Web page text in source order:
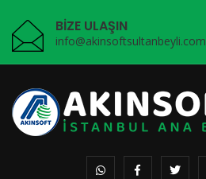
BİZE ULAŞIN
info@akinsoftsultanbeyli.com